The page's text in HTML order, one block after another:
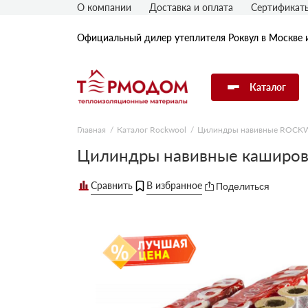
Официальный дилер утеплителя Роквул в Москве
Каталог
Утеплитель Rockwool
Утеплитель Технониколь
Утеплитель Knauf
О компании Доставка и оплата
Главная Каталог Rockwool Цилиндры навивные
Цилиндры навивные
Поделиться